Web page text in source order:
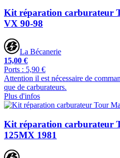
Kit réparation carburateur
VX 90-98
La Bécanerie
15,00 €
Ports : 5,90 €
Attention il est nécessaire de
que de carburateurs.
Plus d'infos
Kit réparation carburateur
125MX 1981